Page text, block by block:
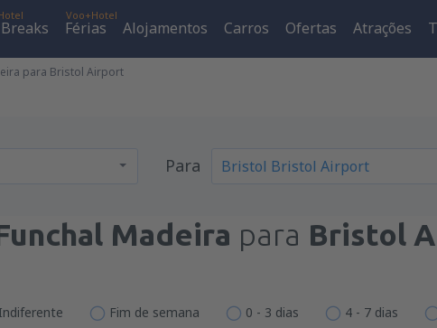
Voo+Hotel
Férias Alojamentos Carros Ofertas Atrações
para Bristol Airport
Para
Madeira para Bristol
Indiferente Fim de semana 0 - 3 dias 4 - 7 dias